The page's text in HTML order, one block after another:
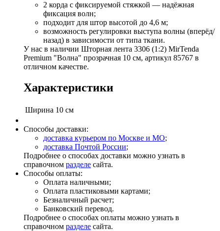
2 корда с фиксируемой стяжкой — надёжная
фиксация волн;
подходит для штор высотой до 4,6 м;
возможность регулировки выступа волны (вперёд/
назад) в зависимости от типа ткани.
У нас в наличии Шторная лента 3306 (1:2) MirTenda
Premium "Волна" прозрачная 10 см, артикул 85767 в
отличном качестве.
Характеристики
Ширина 10 см
Способы доставки:
доставка курьером по Москве и МО;
доставка Почтой России;
Подробнее о способах доставки можно узнать в
справочном разделе сайта.
Способы оплаты:
Оплата наличными;
Оплата пластиковыми картами;
Безналичный расчет;
Банковский перевод.
Подробнее о способах оплаты можно узнать в
справочном разделе сайта.